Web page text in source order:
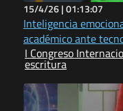
15/4/26 |01:13:07
Inteligencia
académico ante
I Congreso
escritura